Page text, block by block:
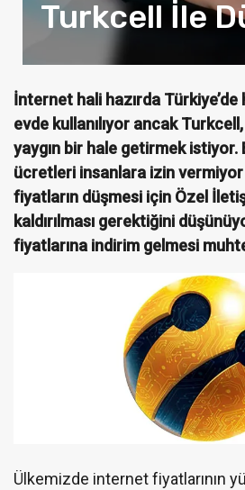
Turkcell İle
İnternet hali hazırda
evde kullanılıyor ancak
yaygın bir hale getirmek
ücretleri insanlara izin
fiyatların düşmesi için Özel
kaldırılması gerektiğini
fiyatlarına indirim gelmesi
Ülkemizde internet fiyatlarının